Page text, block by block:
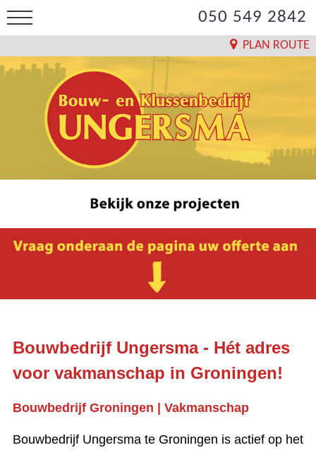
050 549 2842
PLAN ROUTE
Bouwbedrijf Ungersma - Hét adres
voor vakmanschap in Groningen!
Bouwbedrijf Groningen | Vakmanschap
Bouwbedrijf Ungersma te Groningen is actief op het